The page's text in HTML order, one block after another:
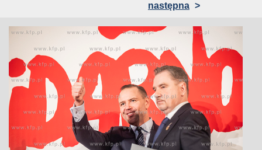
następna >